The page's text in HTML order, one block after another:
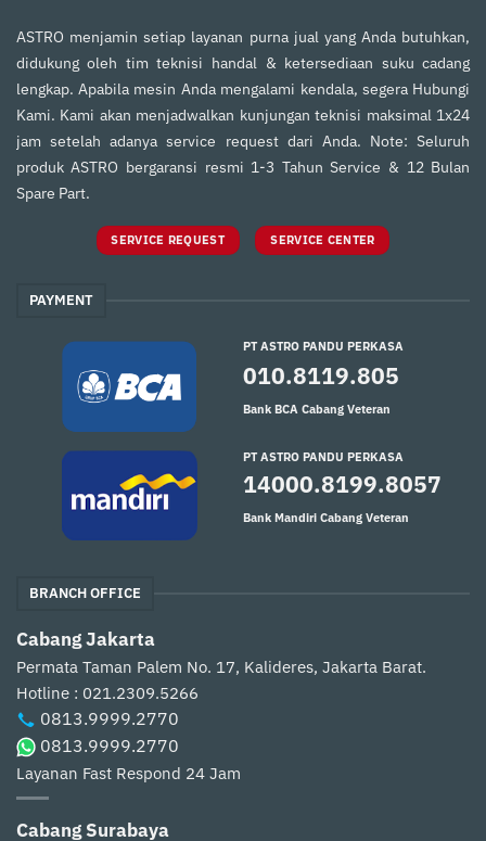
ASTRO menjamin setiap layanan purna jual yang Anda butuhkan,
didukung oleh tim teknisi handal & ketersediaan suku cadang
lengkap. Apabila mesin Anda mengalami kendala, segera Hubungi
Kami. Kami akan menjadwalkan kunjungan teknisi maksimal 1x24
jam setelah adanya service request dari Anda. Note: Seluruh
produk ASTRO bergaransi resmi 1-3 Tahun Service & 12 Bulan
Spare Part.
SERVICE REQUEST SERVICE CENTER
PAYMENT
PT ASTRO PANDU PERKASA
010.8119.805
Bank BCA Cabang Veteran
PT ASTRO PANDU PERKASA
14000.8199.8057
Bank Mandiri Cabang Veteran
BRANCH OFFICE
Cabang Jakarta
Permata Taman Palem No. 17, Kalideres, Jakarta Barat.
Hotline : 021.2309.5266
0813.9999.2770
0813.9999.2770
Layanan Fast Respond 24 Jam
Cabang Surabaya